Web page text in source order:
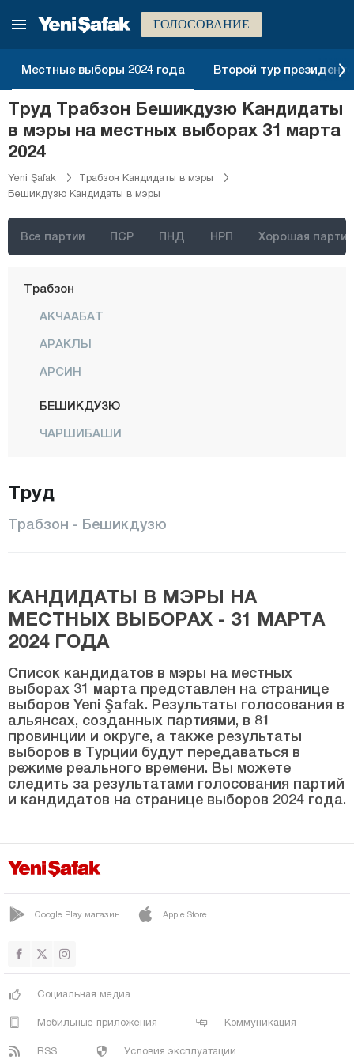
ГОЛОСОВАНИЕ
Местные выборы 2024 года Второй тур
Труд Трабзон Бешикдузю Кандидаты
в мэры на местных выборах 31 марта
2024
Yeni Şafak
Трабзон Кандидаты в мэры
Бешикдузю Кандидаты в мэры
Все партии ПСР ПНД НРП Хорошая партия
Сакарья
Шанлыурфа
Сиирт
Синоп
Шырнак
Сивас
Токат
Трабзон
АКЧААБАТ
АРАКЛЫ
АРСИН
БЕШИКДУЗЮ
ЧАРШИБАШИ
ДЕРНЕКПАЗАРЫ
ДУЗКОЙ
КЁПРЮБАШИ
МАЧКА
ОФ
ОРТАХИСАР
ШАЛПАЗАРЫ
СЮРМЕНЕ
ТОНЯ
ВАКФЫКЕБИР
ЙОМРА
Ушак
Ван
Зонгулдак
Труд
Трабзон - Бешикдузю
КАНДИДАТЫ В МЭРЫ НА
МЕСТНЫХ ВЫБОРАХ - 31 МАРТА
2024 ГОДА
Список кандидатов в мэры на местных
выборах 31 марта представлен на странице
выборов Yeni Şafak. Результаты голосования в
альянсах, созданных партиями, в 81
провинции и округе, а также результаты
выборов в Турции будут передаваться в
режиме реального времени. Вы можете
следить за результатами голосования партий
и кандидатов на странице выборов 2024 года.
Google Play магазин Apple Store
Социальная медиа
Мобильные приложения Коммуникация
RSS Условия эксплуатации